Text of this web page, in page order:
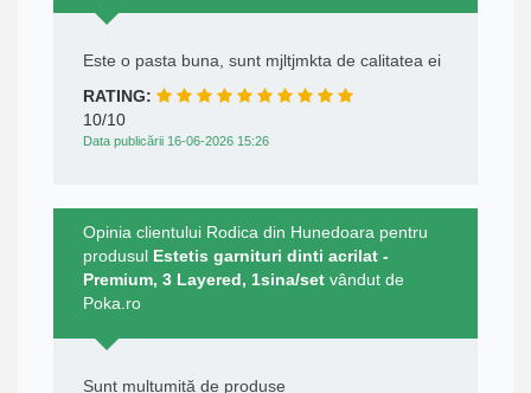
Este o pasta buna, sunt mjltjmkta de calitatea ei
RATING:
10/10
Data publicării 16-06-2026 15:26
Opinia clientului Rodica din Hunedoara pentru
produsul Estetis garnituri dinti acrilat -
Premium, 3 Layered, 1sina/set vândut de
Poka.ro
Sunt mulțumită de produse